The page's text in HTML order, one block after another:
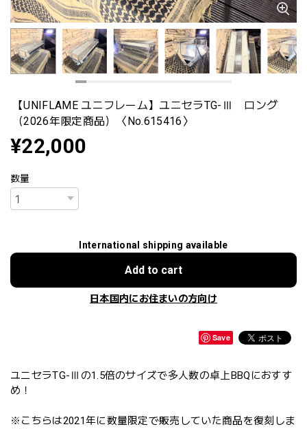
【UNIFLAME ユニフレーム】ユニセラTG-Ⅲ ロング
（2026年限定商品）〈No.615416〉
¥22,000
数量
International shipping available
Add to cart
日本国内にお住まいの方向け
Save
ユニセラTG-Ⅲの1.5倍のサイズで多人数の卓上BBQにおすす
め！
※こちらは2021年に数量限定で販売していた商品を復刻しま